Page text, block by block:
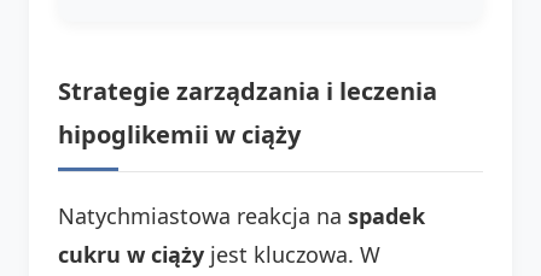
Strategie zarządzania i leczenia
hipoglikemii w ciąży
Natychmiastowa reakcja na spadek
cukru w ciąży jest kluczowa. W